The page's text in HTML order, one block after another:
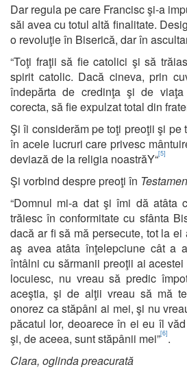
Dar regula pe care Francisc şi-a
săi avea cu totul altă finalitate.
o revoluţie în Biserică, dar în
“Toţi fraţii să fie catolici şi să
spirit catolic. Dacă cineva, prin
îndepărta de credinţa şi de
corecta, să fie expulzat total din
Şi îi considerăm pe toţi preoţii şi pe
în acele lucruri care privesc
deviază de la religia noastrăY“[5]
Şi vorbind despre preoţi în
“Domnul mi-a dat şi îmi dă atâta
trăiesc în conformitate cu sfânta
dacă ar fi să mă persecute, tot la
aş avea atâta înţelepciune cât a
întâlni cu sărmanii preoţii ai
locuiesc, nu vreau să predic
aceştia, şi de alţii vreau să mă
onorez ca stăpâni ai mei, şi nu
păcatul lor, deoarece în ei eu îl
şi, de aceea, sunt stăpânii mei”[6].
Clara, oglinda preacurată